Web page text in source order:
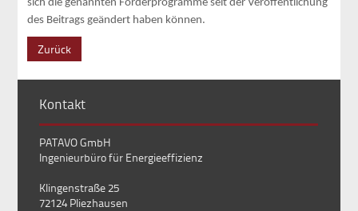
sich die genannten Förderprogramme seit der Veröffentlichung
des Beitrags geändert haben können.
Zurück
Kontakt
PATAVO GmbH
Ingenieurbüro für Energieeffizienz
Klingenstraße 25
72124 Pliezhausen